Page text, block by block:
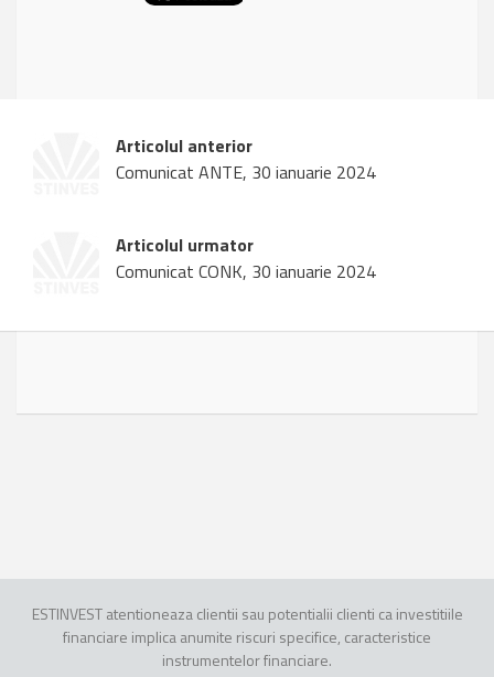
Articolul anterior
Comunicat ANTE, 30 ianuarie 2024
Articolul urmator
Comunicat CONK, 30 ianuarie 2024
ESTINVEST atentioneaza clientii sau potentialii clienti ca investitiile
financiare implica anumite riscuri specifice, caracteristice
instrumentelor financiare.